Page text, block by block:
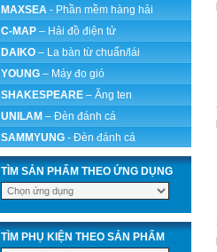
MAXSEA - Phần mềm hàng hải
C-MAP – Hải đồ điện tử
DAIKO – La bàn từ chuẩn/lái
YOUNG – Máy đo gió
SHAKESPEARE – Ăng ten
UNILAM – Đèn đánh cá
SAMMYUNG - Đèn đánh cá
TÌM SẢN PHẨM THEO ỨNG DỤNG
TÌM PHỤ KIỆN THEO SẢN PHẨM